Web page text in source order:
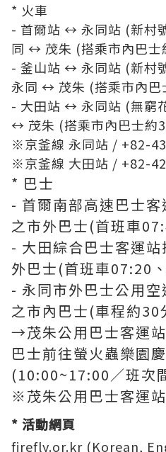
* 火車
- 首爾站 ↔ 永同站 (新村
同 ↔ 茂朱 (搭乘市內巴士
- 釜山站 ↔ 永同站 (新村
永同 ↔ 茂朱 (搭乘市內巴
- 大田站 ↔ 永同站 (無窮
↔ 茂朱 (搭乘市內巴士約
※京釜線 永同站 / +82-
※京釜線 大田站 / +82-
* 巴士
- 首爾南部高速巴士
之市外巴士(首班車
- 大田綜合巴士客運
外巴士(首班車07:20
- 永同市外巴士公用
之市內巴士(車程約30
→茂朱公用巴士客運
巴士前往螢火蟲樂園
(10:00~17:00／班次
※茂朱公用巴士客運
* 活動網頁
firefly.or.kr (Korean,